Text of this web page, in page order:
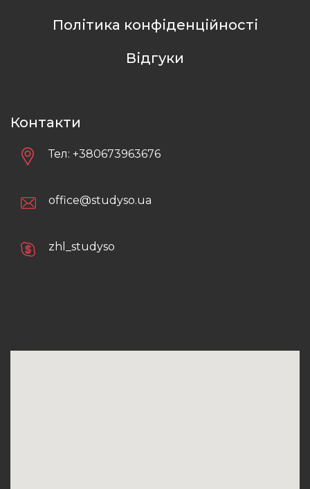
Політика конфіденційності
Відгуки
Контакти
Тел: +380673963676
office@studyso.ua
zhl_studyso